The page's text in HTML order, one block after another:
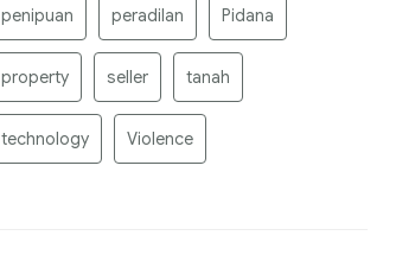
penipuan peradilan Pidana
property seller tanah
technology Violence